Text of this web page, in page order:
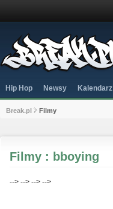
Hip Hop Newsy Kalendarz
Break.pl Filmy
Filmy : bboying
--> --> --> -->